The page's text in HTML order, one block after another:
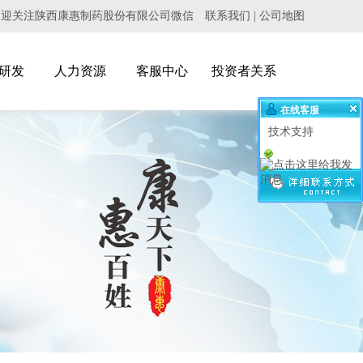
关注陕西康惠制药股份有限公司微信 联系我们 公司地图
发 人力资源 客服中心 投资者关系
在线客服
技术支持